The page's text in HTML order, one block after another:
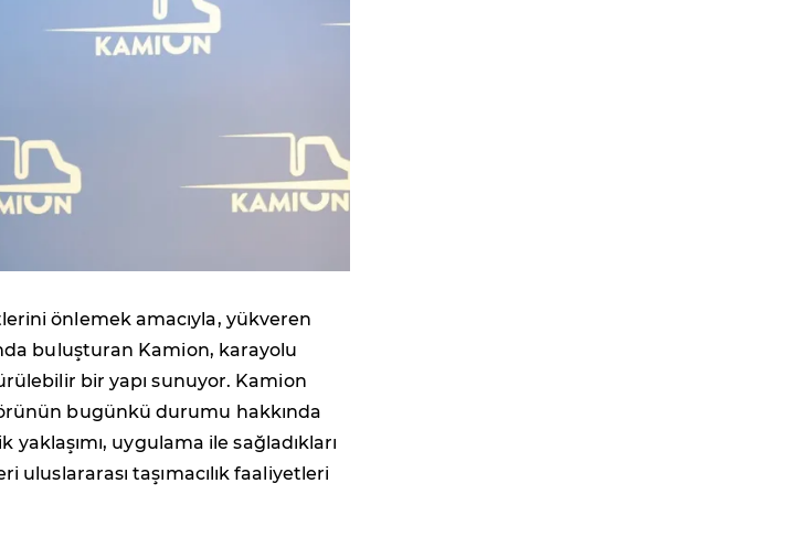
önlemek amacıyla, yükveren
buluşturan Kamion, karayolu
bir yapı sunuyor. Kamion
bugünkü durumu hakkında
uygulama ile sağladıkları
taşımacılık faaliyetleri